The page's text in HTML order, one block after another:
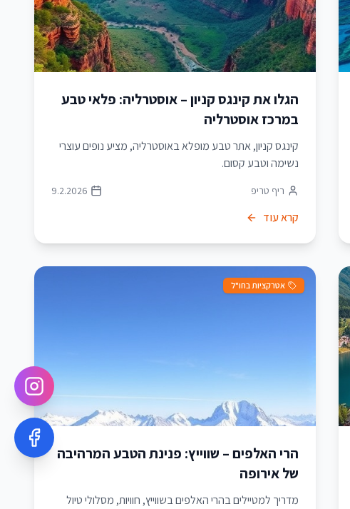
הגלו את קינגס קניון – אוסטרליה: פלאי טבע
במרכז אוסטרליה
קינגס קניון, אתר טבע מופלא באוסטרליה, מציע נופים עוצרי
נשימה וטבע קסום.
ריף טריפ 9.2.2026
קרא עוד
אטרקציות בחו"ל
הרי האלפים – שווייץ: פנינת הטבע המרהיבה
של אירופה
מדריך למטיילים בהרי האלפים בשווייץ, חוויות, מסלולי טיול